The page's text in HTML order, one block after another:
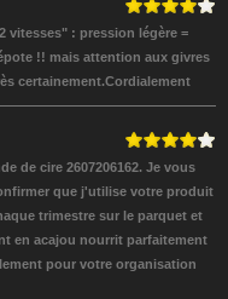
vitesses" : pression légère =
!! mais attention aux givres
certainement.Cordialement
de cire 2607206162. Je vous
que j'utilise votre produit
trimestre sur le parquet et
en acajou nourrit parfaitement
pour votre organisation